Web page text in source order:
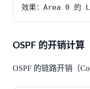
效果：Area 0 的
OSPF 的开销计算
OSPF 的链路开销（